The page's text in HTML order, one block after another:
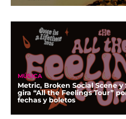
MÚSICA
Metric, Broken Social Scene
gira “All the Feelings Tour”
fechas y boletos